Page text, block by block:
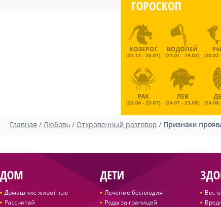
ГОРОСКОП
КОЗЕРОГ
(22.12 - 20.01)
ВОДОЛЕЙ
(21.01 - 19.02) (20.02
РАК
(22.06 - 23.07)
ЛЕВ
(24.07 - 23.08) (24.08
Главная / Любовь / Откровенный разговор / Признаки
ДОМ
Домашние животные
Рассчитай
ДЕТИ
Лечение бесплодия
Роды за границей
Вес-